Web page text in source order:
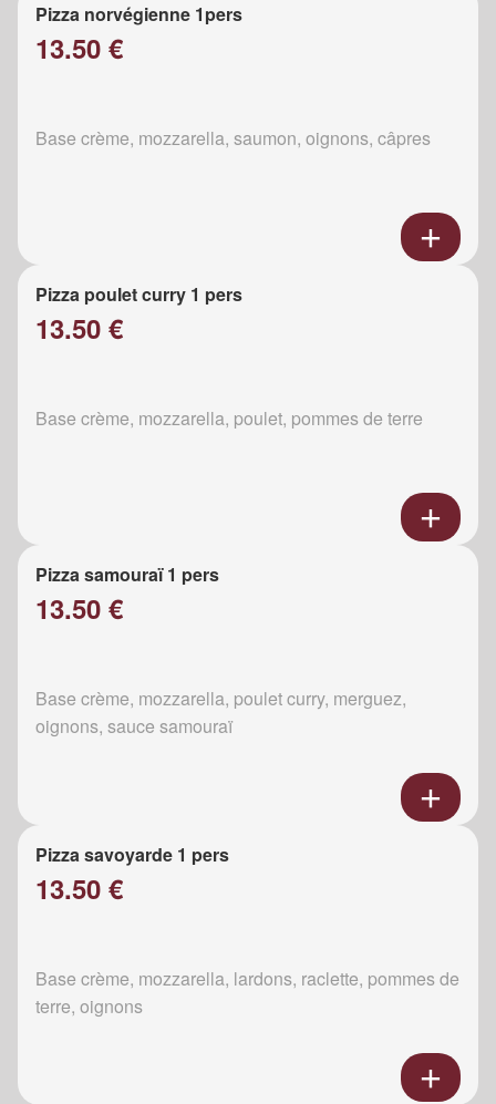
Pizza norvégienne 1pers
13.50 €
Base crème, mozzarella, saumon, oignons, câpres
Pizza poulet curry 1 pers
13.50 €
Base crème, mozzarella, poulet, pommes de terre
Pizza samouraï 1 pers
13.50 €
Base crème, mozzarella, poulet curry, merguez,
oignons, sauce samouraï
Pizza savoyarde 1 pers
13.50 €
Base crème, mozzarella, lardons, raclette, pommes de
terre, oignons